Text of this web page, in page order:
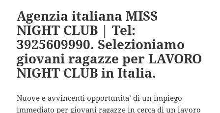
Agenzia italiana MISS
NIGHT CLUB | Tel:
3925609990. Selezioniamo
giovani ragazze per LAVORO
NIGHT CLUB in Italia.
Nuove e avvincenti opportunita’ di un impiego
immediato per giovani ragazze in cerca di un lavoro